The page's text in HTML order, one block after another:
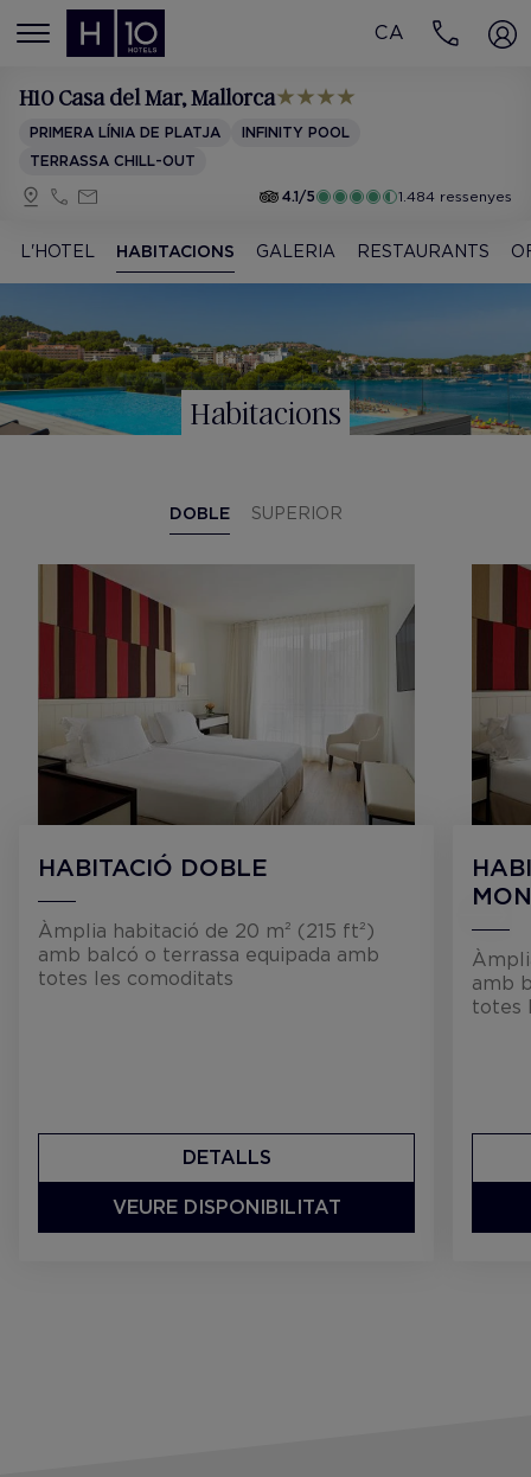
MENÚ
CA
H10 Casa del Mar, Mallorca
PRIMERA LÍNIA DE PLATJA
INFINITY POOL
TERRASSA CHILL-OUT
4.1/5
1.484 ressenyes
L'HOTEL HABITACIONS GALERIA RESTAURANTS
Habitacions
DOBLE SUPERIOR
HABITACIÓ DOBLE
Àmplia habitació de 20 m² (215 ft²)
amb balcó o terrassa equipada amb
totes les comoditats
DETALLS
VEURE DISPONIBILITAT
amb
totes